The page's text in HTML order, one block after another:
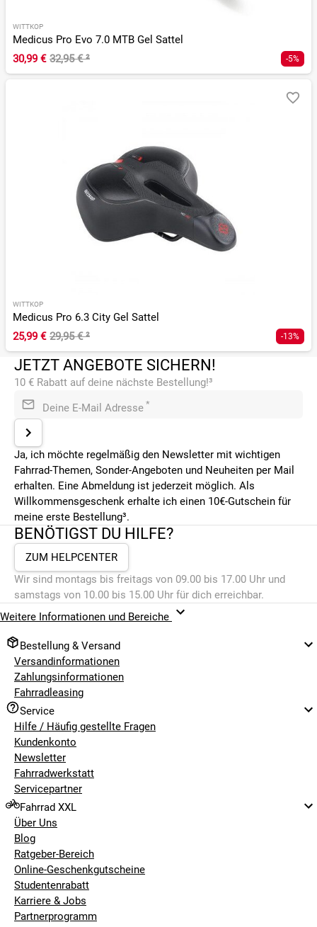
WITTKOP
Medicus Pro Evo 7.0 MTB Gel Sattel
30,99 € 32,95 €² -5%
WITTKOP
Medicus Pro 6.3 City Gel Sattel
25,99 € 29,95 €² -13%
JETZT ANGEBOTE SICHERN!
10 € Rabatt auf deine nächste Bestellung!³
Deine E-Mail Adresse *
Ja, ich möchte regelmäßig den Newsletter mit wichtigen
Fahrrad-Themen, Sonder-Angeboten und Neuheiten per Mail
erhalten. Eine Abmeldung ist jederzeit möglich. Als
Willkommensgeschenk erhalte ich einen 10€-Gutschein für
meine erste Bestellung³.
BENÖTIGST DU HILFE?
ZUM HELPCENTER
Wir sind montags bis freitags von 09.00 bis 17.00 Uhr und
samstags von 10.00 bis 15.00 Uhr für dich erreichbar.
Weitere Informationen und Bereiche
Bestellung & Versand
Versandinformationen
Zahlungsinformationen
Fahrradleasing
Service
Hilfe / Häufig gestellte Fragen
Kundenkonto
Newsletter
Fahrradwerkstatt
Servicepartner
Fahrrad XXL
Über Uns
Blog
Ratgeber-Bereich
Online-Geschenkgutscheine
Studentenrabatt
Karriere & Jobs
Partnerprogramm